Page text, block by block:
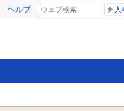
ヘルプ